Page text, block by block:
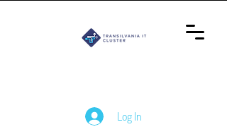
Log In